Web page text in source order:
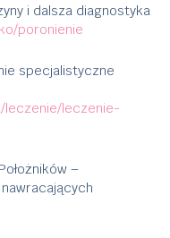
i dalsza diagnostyka
poronienie
specjalistyczne
leczenie-
–